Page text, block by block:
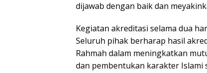
dijawab dengan baik dan
Kegiatan akreditasi selama dua
Seluruh pihak berharap hasil
Rahmah dalam meningkatkan
dan pembentukan karakter Islami